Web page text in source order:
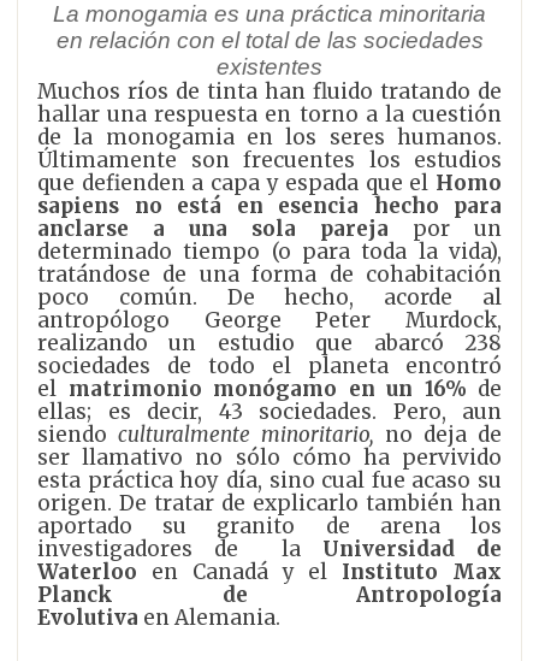
La monogamia es una práctica minoritaria
en relación con el total de las sociedades
existentes
Muchos ríos de tinta han fluido tratando de
hallar una respuesta en torno a la cuestión
de la monogamia en los seres humanos.
Últimamente son frecuentes los estudios
que defienden a capa y espada que el Homo
sapiens no está en esencia hecho para
anclarse a una sola pareja
por un
determinado tiempo (o para toda la vida),
tratándose de una forma de cohabitación
poco común. De hecho, acorde al
antropólogo George Peter Murdock,
realizando un estudio que abarcó 238
sociedades de todo el planeta encontró
el matrimonio monógamo en un 16% de
ellas; es decir, 43 sociedades. Pero, aun
siendo culturalmente minoritario, no deja de
ser llamativo no sólo cómo ha pervivido
esta práctica hoy día, sino cual fue acaso su
origen. De tratar de explicarlo también han
aportado su granito de arena los
investigadores de
la
Universidad de
Waterloo
en Canadá y el Instituto Max
Planck de Antropología
Evolutiva enAlemania.